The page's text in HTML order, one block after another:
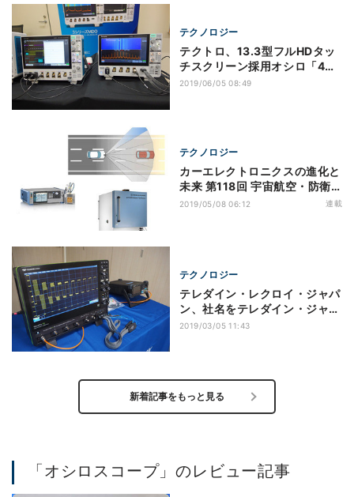
テクノロジー
テクトロ、13.3型フルHDタッ
チスクリーン採用オシロ「4シ
リーズMSO」を発表
2019/06/05 08:49
テクノロジー
カーエレクトロニクスの進化と
未来 第118回 宇宙航空・防衛
の実績で車載市場に参入する
2019/05/08 06:12 連載
テクノロジー
テレダイン・レクロイ・ジャパ
ン、社名をテレダイン・ジャパ
ンに変更
2019/03/05 11:43
新着記事をもっと見る
「オシロスコープ」のレビュー記事